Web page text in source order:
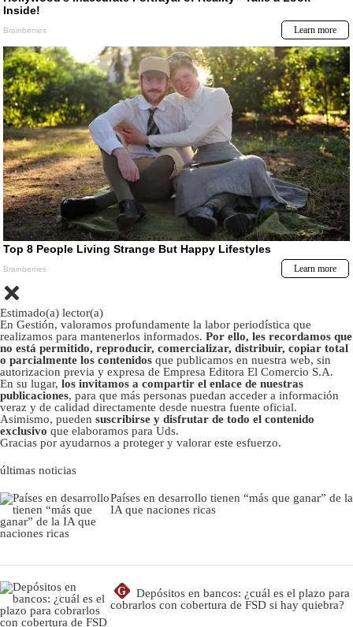
Estimado(a) lector(a)
En Gestión, valoramos profundamente la labor periodística que
realizamos para mantenerlos informados. Por ello, les recordamos que
no está permitido, reproducir, comercializar, distribuir, copiar total
o parcialmente los contenidos que publicamos en nuestra web, sin
autorizacion previa y expresa de Empresa Editora El Comercio S.A.
En su lugar, los invitamos a compartir el enlace de nuestras
publicaciones, para que más personas puedan acceder a información
veraz y de calidad directamente desde nuestra fuente oficial.
Asimismo, pueden suscribirse y disfrutar de todo el contenido
exclusivo que elaboramos para Uds.
Gracias por ayudarnos a proteger y valorar este esfuerzo.
últimas noticias
Países en desarrollo tienen “más que ganar” de la
IA que naciones ricas
G
Depósitos en bancos: ¿cuál es el plazo para
cobrarlos con cobertura de FSD si hay quiebra?